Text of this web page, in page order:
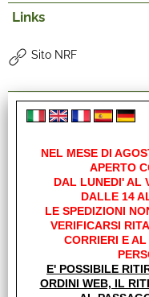
Links
Sito NRF
I clienti che hanno
hanno scelto anche
NEL MESE DI
APERTO
DAL LUNEDI' AL
DALLE 14
LE SPEDIZIONI
VERIFICARSI
CORRIERI E
E' POSSIBILE
ORDINI WEB, IL